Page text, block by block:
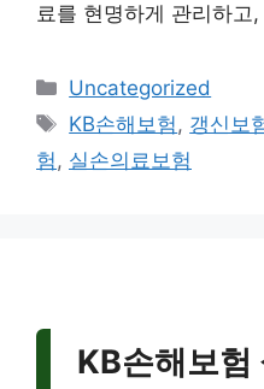
료를 현명하게 관리하고
카
테
리
Uncategorized
태
그
KB손해보험, 갱신보
험, 실손의료보험
KB손해보험